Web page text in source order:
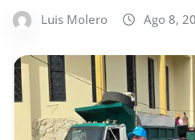
Luis Molero Ago 8,